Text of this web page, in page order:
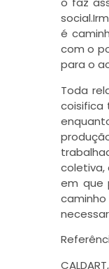
é
com o
para o
Toda
coisifica
coletiva,
em que